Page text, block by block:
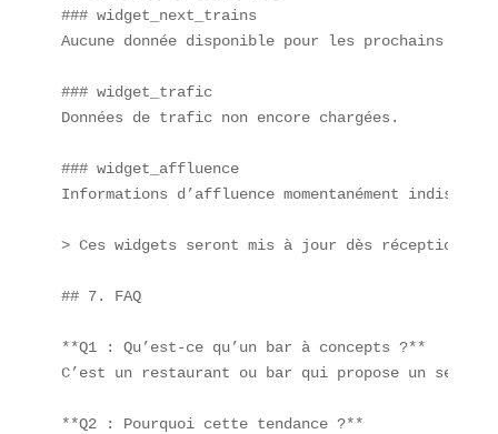
### widget_next_trains
Aucune donnée disponible pour les prochains
### widget_trafic
Données de trafic non encore chargées.
### widget_affluence
Informations d’affluence momentanément
> Ces widgets seront mis à jour dès réception
## 7. FAQ
**Q1 : Qu’est-ce qu’un bar à concepts ?**
C’est un restaurant ou bar qui propose un seul
**Q2 : Pourquoi cette tendance ?**